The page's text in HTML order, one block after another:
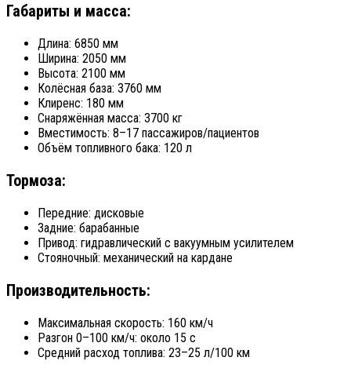
Габариты и масса:
Длина: 6850 мм
Ширина: 2050 мм
Высота: 2100 мм
Колёсная база: 3760 мм
Клиренс: 180 мм
Снаряжённая масса: 3700 кг
Вместимость: 8–17 пассажиров/пациентов
Объём топливного бака: 120 л
Тормоза:
Передние: дисковые
Задние: барабанные
Привод: гидравлический с вакуумным усилителем
Стояночный: механический на кардане
Производительность:
Максимальная скорость: 160 км/ч
Разгон 0–100 км/ч: около 15 с
Средний расход топлива: 23–25 л/100 км